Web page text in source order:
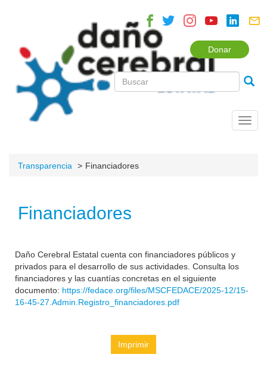
Donar
Transparencia Financiadores
Financiadores
Daño Cerebral Estatal cuenta con financiadores públicos y
privados para el desarrollo de sus actividades. Consulta los
financiadores y las cuantías concretas en el siguiente
documento: https://fedace.org/files/MSCFEDACE/2025-12/15-
16-45-27.Admin.Registro_financiadores.pdf
Imprimir